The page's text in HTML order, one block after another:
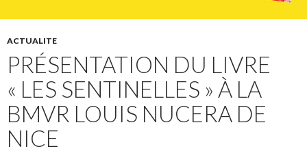
ACTUALITE
PRÉSENTATION DU LIVRE
« LES SENTINELLES » À LA
BMVR LOUIS NUCERA DE
NICE